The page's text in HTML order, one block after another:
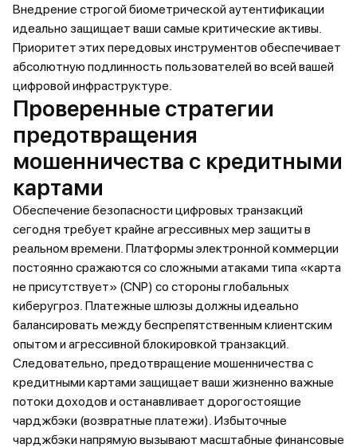
Внедрение строгой биометрической аутентификации
идеально защищает ваши самые критические активы.
Приоритет этих передовых инструментов обеспечивает
абсолютную подлинность пользователей во всей вашей
цифровой инфраструктуре.
Проверенные стратегии
предотвращения
мошенничества с кредитными
картами
Обеспечение безопасности цифровых транзакций
сегодня требует крайне агрессивных мер защиты в
реальном времени. Платформы электронной коммерции
постоянно сражаются со сложными атаками типа «карта
не присутствует» (CNP) со стороны глобальных
киберугроз. Платежные шлюзы должны идеально
балансировать между беспрепятственным клиентским
опытом и агрессивной блокировкой транзакций.
Следовательно, предотвращение мошенничества с
кредитными картами защищает ваши жизненно важные
потоки доходов и останавливает дорогостоящие
чарджбэки (возвратные платежи). Избыточные
чарджбэки напрямую вызывают масштабные финансовые